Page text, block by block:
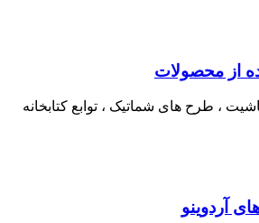
از محصولات
، طرح های شماتیک ، توابع کتابخانه
آردوینو